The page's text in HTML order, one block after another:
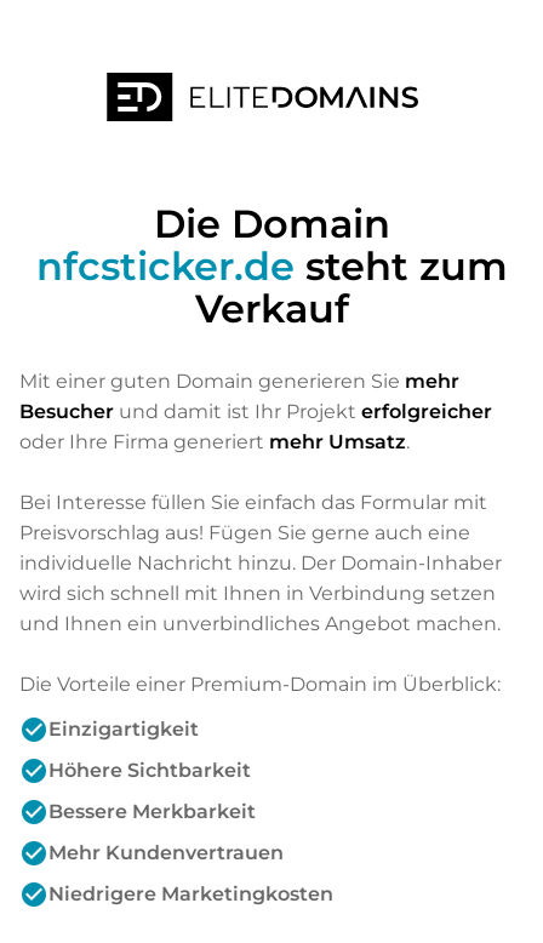
Die Domain
nfcsticker.de steht zum
Verkauf
Mit einer guten Domain generieren Sie mehr
Besucher und damit ist Ihr Projekt erfolgreicher
oder Ihre Firma generiert mehr Umsatz.
Bei Interesse füllen Sie einfach das Formular mit
Preisvorschlag aus! Fügen Sie gerne auch eine
individuelle Nachricht hinzu. Der Domain-Inhaber
wird sich schnell mit Ihnen in Verbindung setzen
und Ihnen ein unverbindliches Angebot machen.
Die Vorteile einer Premium-Domain im Überblick:
check_circleEinzigartigkeit
check_circleHöhere Sichtbarkeit
check_circleBessere Merkbarkeit
check_circleMehr Kundenvertrauen
check_circleNiedrigere Marketingkosten